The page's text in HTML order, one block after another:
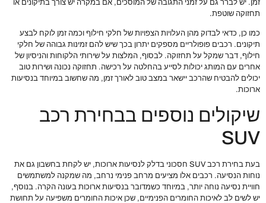
זמן. יש לברר גם על זמני התגובה של המוסכים, אם במקרה יש צורך בתיקונים או
תחזוקה שוטפת.
כמו כן, כדאי לבדוק מהן העלויות הצפויות של חלקי חילוף וכמה זמן לוקח לבצע
תיקונים. רכבים פופולריים מספקים יתרון בכך שיש להם זמינות גבוהה של חלקי
חילוף, דבר שמקל על תחזוקה. לבסוף, המלצות על שירותי הלקוחות והניסיון של
אחרים עם המותג יכולות לסייע בהחלטה על רכישה. תחזוקה נכונה ושירות טוב
יכולים להבטיח שהרכב יישאר במצב טוב לאורך זמן, מה שחשוב במיוחד בנסיעות
ארוכות.
שיקולים נוספים בבחירת רכב
SUV
בעת בחירת רכב SUV חסכוני בדלק לנסיעות ארוכות, יש לקחת בחשבון גם את
נוחות הנסיעה. רכבים אלו מציעים מרחב פנימי נרחב, מה שמקנה למשתמשים
חוויית נסיעה נוחה יותר, במיוחד כשמדובר בנסיעות ארוכות בעונה הקרה. בנוסף,
יש לשים לב לאיכות החומרים הפנימיים, שכן איכות החומרים משפיעה על תחושת